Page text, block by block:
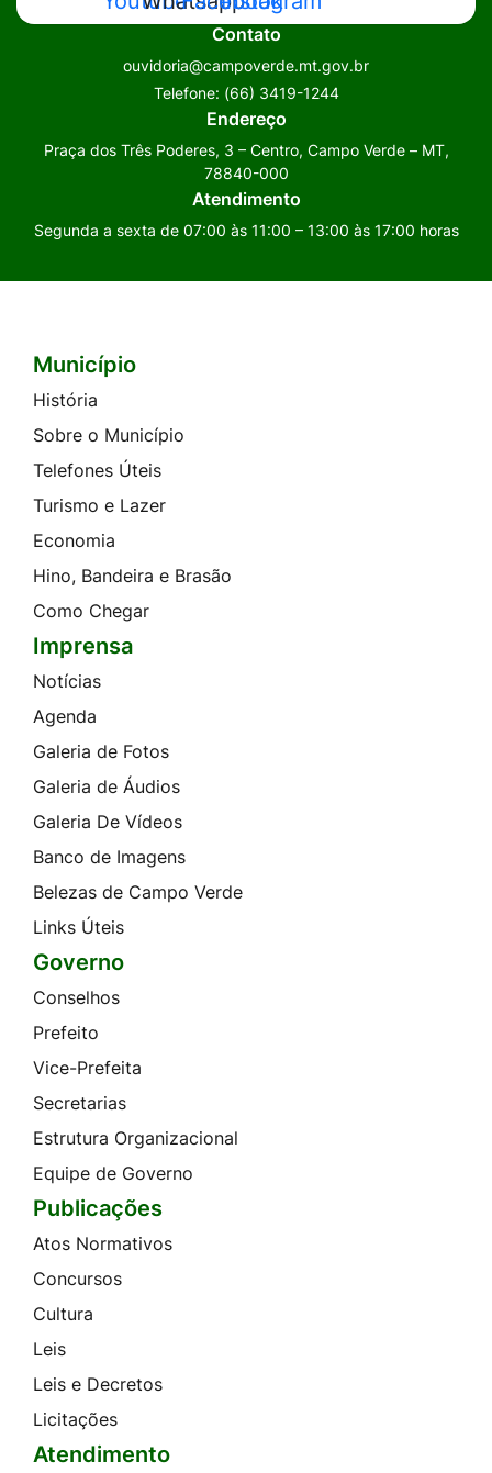
a
Social
a
Social
Whatsapp
a
Rede
Social
Facebook
a
Rede
Social
Instagram
Contato
ouvidoria@campoverde.mt.gov.br
Telefone: (66) 3419-1244
Endereço
Praça dos Três Poderes, 3 – Centro, Campo Verde – MT,
78840-000
Atendimento
Segunda a sexta de 07:00 às 11:00 – 13:00 às 17:00 horas
Seção do Rodapé e Contato
Município
História
Sobre o Município
Telefones Úteis
Turismo e Lazer
Economia
Hino, Bandeira e Brasão
Como Chegar
Imprensa
Notícias
Agenda
Galeria de Fotos
Galeria de Áudios
Galeria De Vídeos
Banco de Imagens
Belezas de Campo Verde
Links Úteis
Governo
Conselhos
Prefeito
Vice-Prefeita
Secretarias
Estrutura Organizacional
Equipe de Governo
Publicações
Atos Normativos
Concursos
Cultura
Leis
Leis e Decretos
Licitações
Atendimento